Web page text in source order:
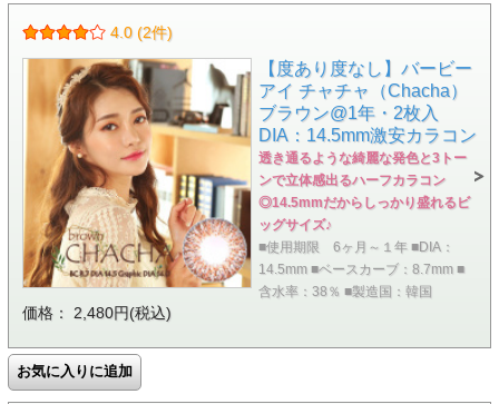
4.0 (2件)
【度あり度なし】バービー
アイ チャチャ（Chacha）
ブラウン@1年・2枚入
DIA：14.5mm激安カラコン
透き通るような綺麗な発色と3トー
ンで立体感出るハーフカラコン
◎14.5mmだからしっかり盛れるビ
ッグサイズ♪
■使用期限 6ヶ月～１年 ■DIA：
14.5mm ■ベースカーブ：8.7mm ■
含水率：38％ ■製造国：韓国
価格： 2,480円(税込)